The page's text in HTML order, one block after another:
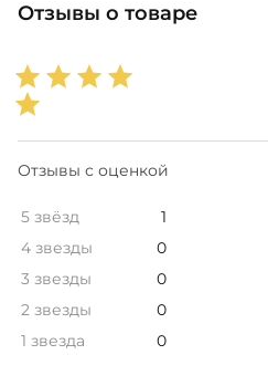
Отзывы о товаре
Отзывы с оценкой
5 звёзд
1
4 звезды
0
3 звезды
0
2 звезды
0
1 звезда
0